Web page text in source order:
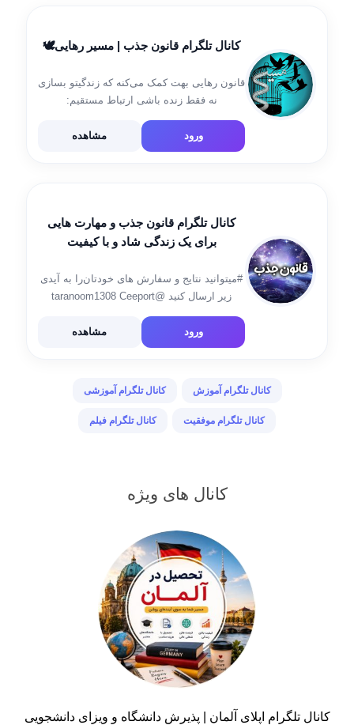
کانال تلگرام قانون جذب | مسیر رهایی🕊
قانون رهایی بهت کمک می‌کنه که زندگیتو بسازی
نه فقط زنده باشی ارتباط مستقیم:
ورود
مشاهده
کانال تلگرام قانون جذب و مهارت هایی
برای یک زندگی شاد و با کیفیت
#میتوانید نتایج و سفارش های خودتان‌را به آیدی
زیر ارسال کنید @taranoom1308 Ceeport
ورود
مشاهده
کانال تلگرام آموزش کانال تلگرام آموزشی
کانال تلگرام موفقیت کانال تلگرام فیلم
کانال های ویژه
کانال تلگرام اپلای آلمان | پذیرش دانشگاه و ویزای دانشجویی